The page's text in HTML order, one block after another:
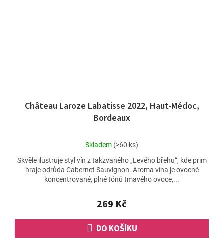
Château Laroze Labatisse 2022, Haut-Médoc,
Bordeaux
Průměrné
produktu
je
5,0
5
hvězdiček.
Skladem (>60 ks)
269 Kč
DO KOŠÍKU
Skvěle ilustruje styl vín z takzvaného „Levého břehu“, kde prim
hraje odrůda Cabernet Sauvignon. Aroma vína je ovocně
koncentrované, plné tónů tmavého ovoce,...